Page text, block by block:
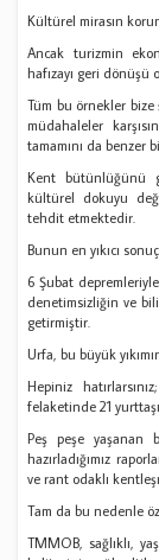
Kültürel mirasın
Ancak turizmin
hafızayı geri dönüşü
Tüm bu örnekler bize
müdahaleler
tamamını da benzer
Kent bütünlüğünü
kültürel dokuyu
tehdit etmektedir.
Bunun en yıkıcı
6 Şubat
denetimsizliğin ve
getirmiştir.
Urfa, bu büyük
Hepiniz
felaketinde 21
Peş peşe yaşanan
hazırladığımız
ve rant odaklı
Tam da bu nedenle
TMMOB, sağlıklı,